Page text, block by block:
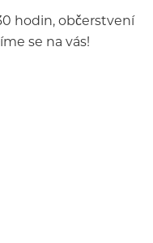
hodin, občerstvení
se na vás!